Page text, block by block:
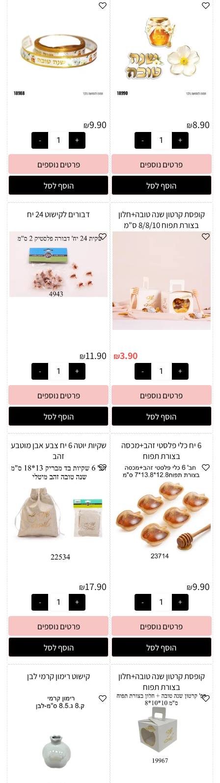
₪8.90
פרטים נוספים
הוסף לסל
₪9.90
פרטים נוספים
הוסף לסל
קופסת קרטון שנה טובה+חלון
בצורת תפוח 8/8/10 ס"מ
₪3.90
פרטים נוספים
הוסף לסל
דבורים לקישוט 24 יח
₪11.90
פרטים נוספים
הוסף לסל
6 יח כלי פלסטי זהב+מכסה
בצורת תפוח
₪9.90
פרטים נוספים
הוסף לסל
שקיות יוטה 6 יח צבע אבן מוטבע
זהב
₪17.90
פרטים נוספים
הוסף לסל
קופסת קרטון שנה טובה+חלון
בצורת תפוח
קישוט רימון קרמי לבן